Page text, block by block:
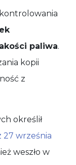
paliwa.
kopii
z
określił
27 września
weszło w